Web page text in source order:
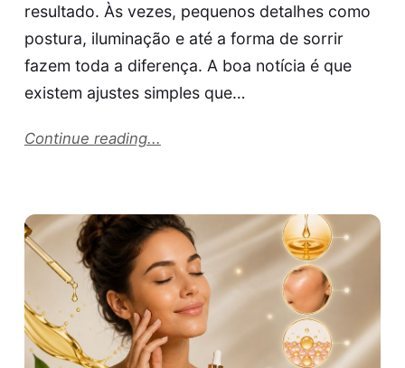
resultado. Às vezes, pequenos detalhes como
postura, iluminação e até a forma de sorrir
fazem toda a diferença. A boa notícia é que
existem ajustes simples que…
Continue reading...